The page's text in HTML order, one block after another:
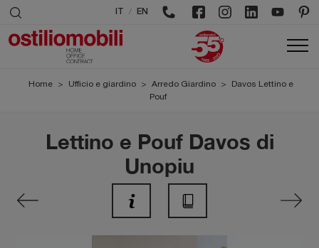
/ EN
Home > Ufficio e giardino > Arredo Giardino >
Davos Lettino e
Pouf
Lettino e Pouf Davos di
Unopiu